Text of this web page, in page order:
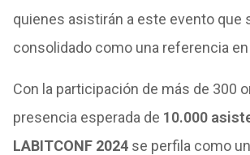
quienes asistirán a este evento que
consolidado como una referencia
Con la participación de más de 300
presencia esperada de 10.000
LABITCONF 2024 se perfila como